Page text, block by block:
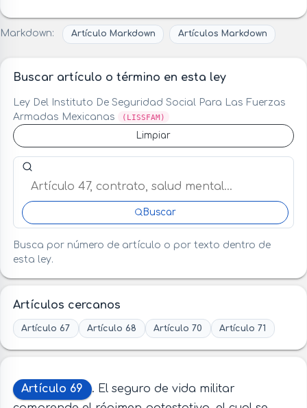
Markdown: Artículo Markdown Artículos Markdown
Buscar artículo o término en esta ley
Ley Del Instituto De Seguridad Social Para Las Fuerzas
Armadas Mexicanas
(LISSFAM)
Limpiar
Buscar artículo o término en esta ley
Buscar
Busca por número de artículo o por texto dentro de
esta ley.
Artículos cercanos
Artículo 67 Artículo 68 Artículo 70 Artículo 71
Artículo 69
. El seguro de vida militar